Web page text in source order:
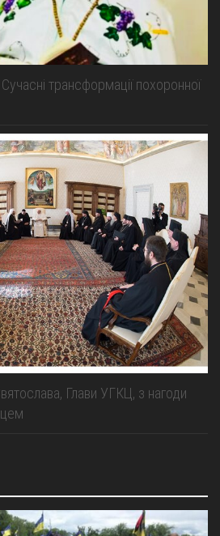
трансформації похоронної
Глави УГКЦ, з нагоди